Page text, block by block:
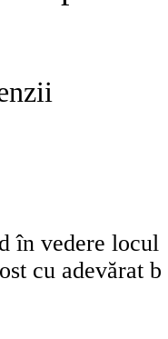
în vedere locul
cu adevărat